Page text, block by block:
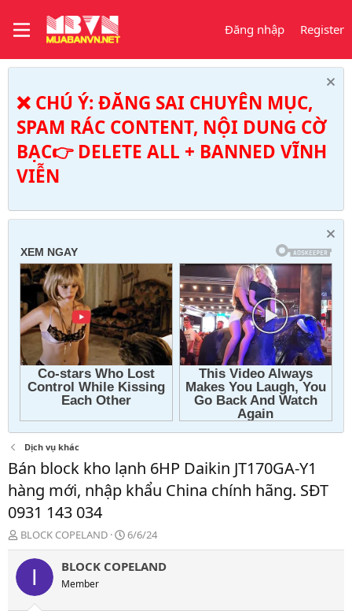
Đăng nhập Register
❌ CHÚ Ý: ĐĂNG SAI CHUYÊN MỤC,
SPAM RÁC CONTENT, NỘI DUNG CỜ
BẠC👉 DELETE ALL + BANNED VĨNH
VIỄN
Dịch vụ khác
Bán block kho lạnh 6HP Daikin JT170GA-Y1
hàng mới, nhập khẩu China chính hãng. SĐT
0931 143 034
T
h
r
a
BLOCK COPELAND
N
g
à
6/6/24
BLOCK COPELAND
Member